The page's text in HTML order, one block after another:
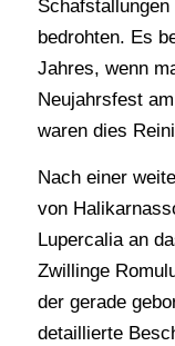
bedrohten. Es
Jahres, wenn
Neujahrsfest
waren dies
Nach einer
von
Lupercalia an
Zwillinge
der gerade
detaillierte